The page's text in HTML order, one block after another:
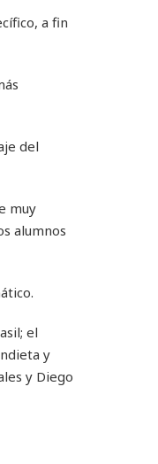
a fin
del
muy
alumnos
el
y
y Diego